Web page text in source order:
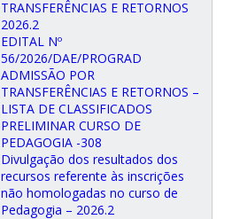
TRANSFERÊNCIAS E RETORNOS
2026.2
EDITAL Nº
56/2026/DAE/PROGRAD
ADMISSÃO POR
TRANSFERÊNCIAS E RETORNOS –
LISTA DE CLASSIFICADOS
PRELIMINAR CURSO DE
PEDAGOGIA -308
Divulgação dos resultados dos
recursos referente às inscrições
não homologadas no curso de
Pedagogia – 2026.2